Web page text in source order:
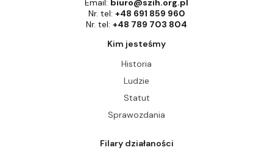
Nr. tel: +48 691 859 960
Nr. tel: +48 789 703 804
Kim jesteśmy
Historia
Ludzie
Statut
Sprawozdania
Filary działaności